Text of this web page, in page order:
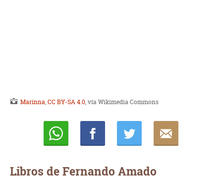
Marinna,CC BY-SA 4.0, vía Wikimedia Commons
Libros de Fernando Amado